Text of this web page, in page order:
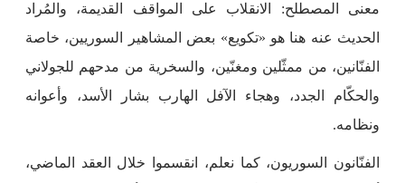
معنى المصطلح: الانقلاب على المواقف القديمة، والمُراد
الحديث عنه هنا هو «تكويع» بعض المشاهير السوريين، خاصة
الفنّانين، من ممثّلين ومغنّين، والسخرية من مدحهم للجولاني
والحكّام الجدد، وهجاء الآفل الهارب بشار الأسد، وأعوانه
ونظامه.
الفنّانون السوريون، كما نعلم، انقسموا خلال العقد الماضي،